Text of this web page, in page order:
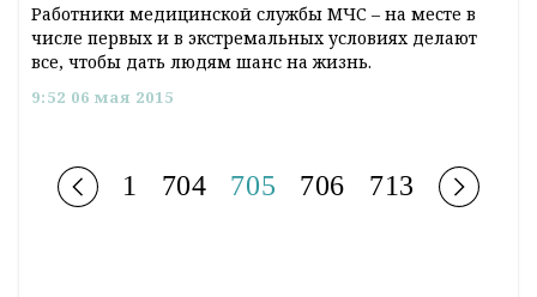
Работники медицинской службы МЧС – на месте в
числе первых и в экстремальных условиях делают
все, чтобы дать людям шанс на жизнь.
9:52 06 мая 2015
1 704 705 706 713